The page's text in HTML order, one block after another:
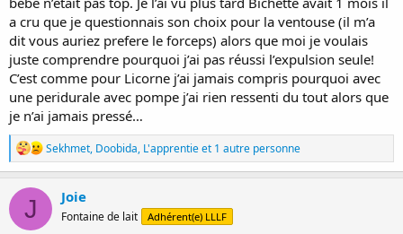
poussées c'était plié, c'était vraiment la position qui coinçait.
J'ajoute que tu es une warrior d'avoir fait tout ça sans péri
* j'écris "proposer" parce que c'est comme ça qu'elle m'a présenté
les choses sur le moment, mais vu la vitesse à laquelle le gynéco est
arrivé je pense qu'elle l'avait déjà appelé, parce qu'elle aussi avait
compris que ça ne passerait pas sans. Le seul qui a été surpris c'est
mon conjoint, il gardait notre grande le jour de la super préparation
sur les incidents en cours d'accouchement et je pense que ça lui a
a cru que je questionnais son choix pour la ventouse (il m’a
dit vous auriez prefere le forceps) alors que moi je voulais
juste comprendre pourquoi j’ai pas réussi l’expulsion seule!
C’est comme pour Licorne j’ai jamais compris pourquoi avec
une peridurale avec pompe j’ai rien ressenti du tout alors que
je n’ai jamais pressé…
R
é
a
c
Sekhmet, Doobida, L'apprentieet 1 autre personne
J Joie
Fontaine de lait Adhérent(e) LLLF